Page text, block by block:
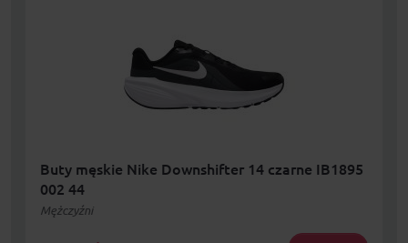
Buty męskie Nike Downshifter 14 czarne IB1895
002 44
Mężczyźni